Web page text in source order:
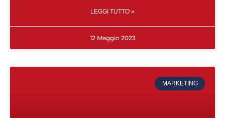
LEGGI TUTTO »
12 Maggio 2023
MARKETING